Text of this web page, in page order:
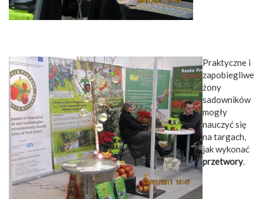
Praktyczne i
zapobiegliwe
żony
sadowników
mogły
nauczyć się
na targach,
jak wykonać
przetwory.